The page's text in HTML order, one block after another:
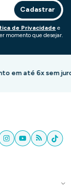
Cadastrar
de Privacidade e
momento que desejar.
em até 6x sem